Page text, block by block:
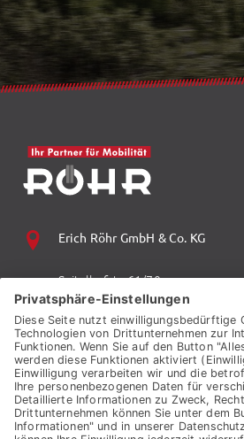
Erich Röhr GmbH & Co. KG
Spitalhofstr. 61/70
94032 Passau
+49 (0) 851 70 06 0
+49 (0) 851 70 06 149
vzp.info@auto-roehr.de